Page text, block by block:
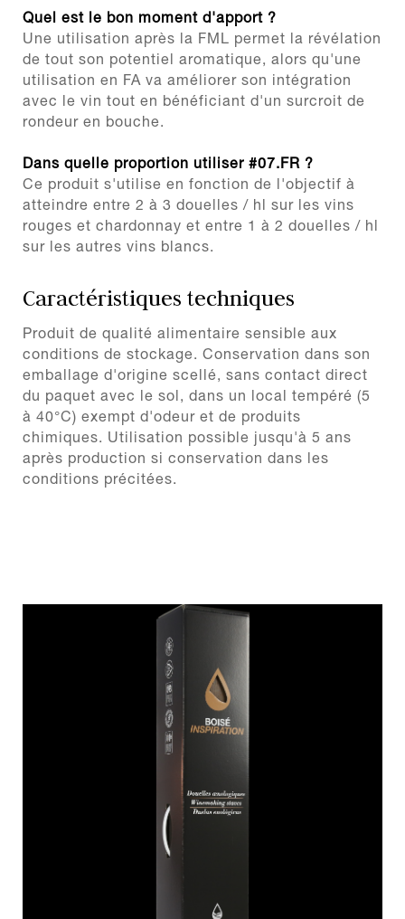
Quel est le bon moment d'apport ?
Une utilisation après la FML permet la révélation
de tout son potentiel aromatique, alors qu'une
utilisation en FA va améliorer son intégration
avec le vin tout en bénéficiant d'un surcroit de
rondeur en bouche.
Dans quelle proportion utiliser #07.FR ?
Ce produit s'utilise en fonction de l'objectif à
atteindre entre 2 à 3 douelles / hl sur les vins
rouges et chardonnay et entre 1 à 2 douelles / hl
sur les autres vins blancs.
Caractéristiques techniques
Produit de qualité alimentaire sensible aux
conditions de stockage. Conservation dans son
emballage d'origine scellé, sans contact direct
du paquet avec le sol, dans un local tempéré (5
à 40°C) exempt d'odeur et de produits
chimiques. Utilisation possible jusqu'à 5 ans
après production si conservation dans les
conditions précitées.